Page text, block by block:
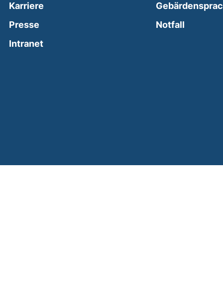
Karriere
Presse
Intranet(external link, opens in a new window)
Notfall